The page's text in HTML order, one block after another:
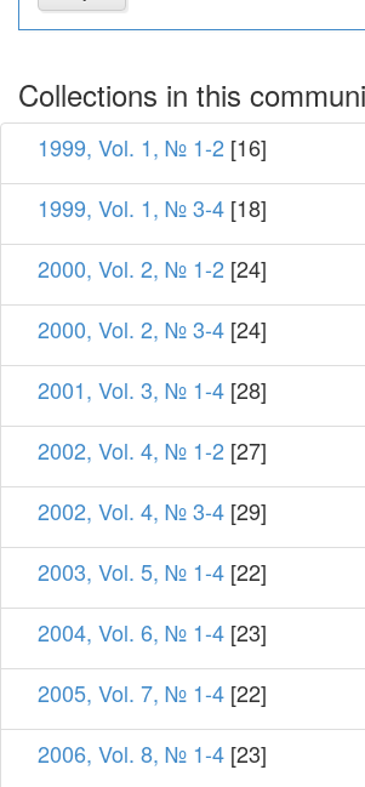
Collections in this
1999, Vol. 1, № 1-2 [16]
1999, Vol. 1, № 3-4 [18]
2000, Vol. 2, № 1-2 [24]
2000, Vol. 2, № 3-4 [24]
2001, Vol. 3, № 1-4 [28]
2002, Vol. 4, № 1-2 [27]
2002, Vol. 4, № 3-4 [29]
2003, Vol. 5, № 1-4 [22]
2004, Vol. 6, № 1-4 [23]
2005, Vol. 7, № 1-4 [22]
2006, Vol. 8, № 1-4 [23]